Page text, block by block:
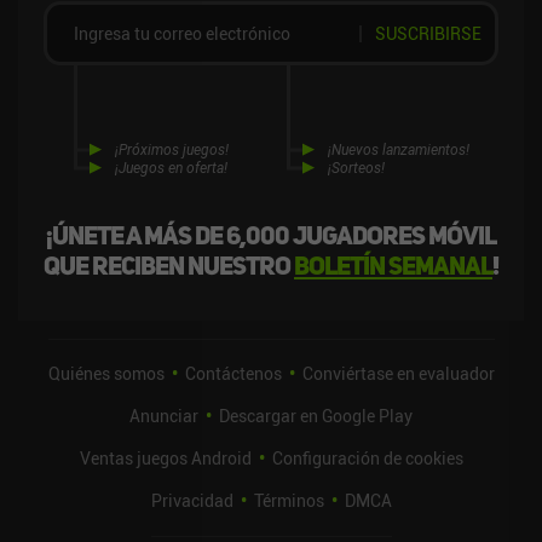
¡Únete a más de 6,000 jugadores móvil
que reciben nuestroboletín semanal!
¡Próximos juegos!
¡Juegos en oferta!
¡Nuevos lanzamientos!
¡Sorteos!
SUSCRIBIRSE
Quiénes somos Contáctenos
Conviértase en evaluador
Anunciar
Descargar en Google Play
Ventas juegos Android
Configuración de cookies
Privacidad
Términos DMCA